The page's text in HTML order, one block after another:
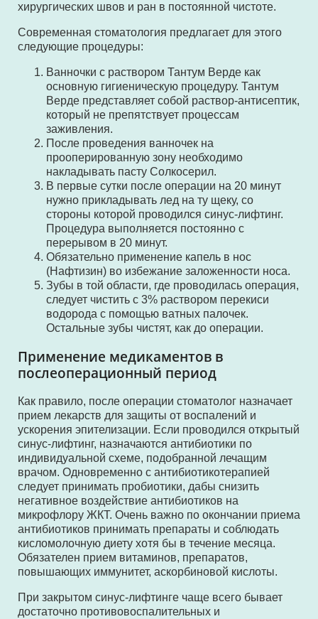
хирургических швов и ран в постоянной чистоте.
Современная стоматология предлагает для этого
следующие процедуры:
Ванночки с раствором Тантум Верде как
основную гигиеническую процедуру. Тантум
Верде представляет собой раствор-антисептик,
который не препятствует процессам
заживления.
После проведения ванночек на
прооперированную зону необходимо
накладывать пасту Солкосерил.
В первые сутки после операции на 20 минут
нужно прикладывать лед на ту щеку, со
стороны которой проводился синус-лифтинг.
Процедура выполняется постоянно с
перерывом в 20 минут.
Обязательно применение капель в нос
(Нафтизин) во избежание заложенности носа.
Зубы в той области, где проводилась операция,
следует чистить с 3% раствором перекиси
водорода с помощью ватных палочек.
Остальные зубы чистят, как до операции.
Применение медикаментов в
послеоперационный период
Как правило, после операции стоматолог назначает
прием лекарств для защиты от воспалений и
ускорения эпителизации. Если проводился открытый
синус-лифтинг, назначаются антибиотики по
индивидуальной схеме, подобранной лечащим
врачом. Одновременно с антибиотикотерапией
следует принимать пробиотики, дабы снизить
негативное воздействие антибиотиков на
микрофлору ЖКТ. Очень важно по окончании приема
антибиотиков принимать препараты и соблюдать
кисломолочную диету хотя бы в течение месяца.
Обязателен прием витаминов, препаратов,
повышающих иммунитет, аскорбиновой кислоты.
При закрытом синус-лифтинге чаще всего бывает
достаточно противовоспалительных и